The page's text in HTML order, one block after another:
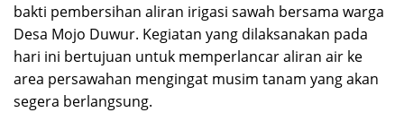
bakti pembersihan aliran irigasi sawah bersama warga
Desa Mojo Duwur. Kegiatan yang dilaksanakan pada
hari ini bertujuan untuk memperlancar aliran air ke
area persawahan mengingat musim tanam yang akan
segera berlangsung.